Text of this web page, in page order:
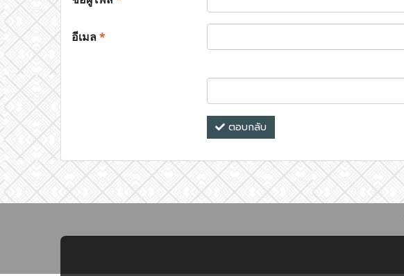
อีเมล*
ตอบกลับ